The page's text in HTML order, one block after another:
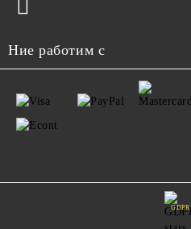
Ние работим с
GDPR